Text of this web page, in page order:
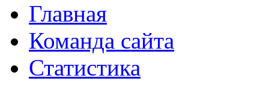
Главная
Команда сайта
Статистика